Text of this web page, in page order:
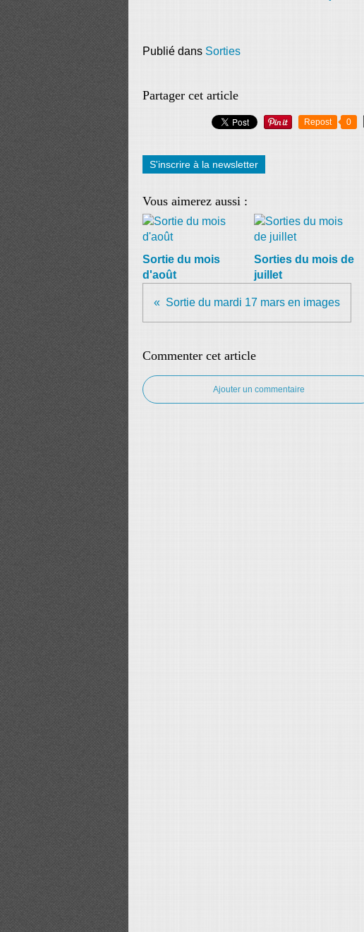
Publié dans Sorties
Partager cet article
Repost 0
S'inscrire à la newsletter
Vous aimerez aussi :
Sortie du mois
d'août
Sorties du mois de
juillet
Sortie du mardi 17 mars en images
Commenter cet article
Ajouter un commentaire